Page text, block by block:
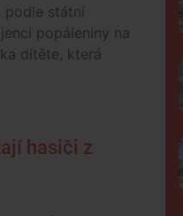
podle státní
popáleniny na
dítěte, která
hasiči z